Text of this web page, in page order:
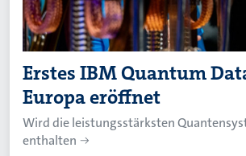
Erstes IBM Quantum
Europa eröffnet
Wird die leistungsstärksten
enthalten